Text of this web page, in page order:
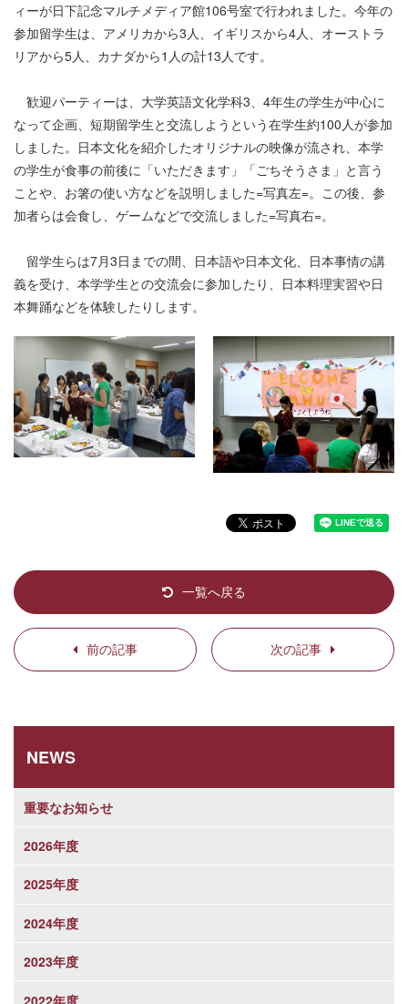
ィーが日下記念マルチメディア館106号室で行われました。今年の
参加留学生は、アメリカから3人、イギリスから4人、オーストラ
リアから5人、カナダから1人の計13人です。
歓迎パーティーは、大学英語文化学科3、4年生の学生が中心に
なって企画、短期留学生と交流しようという在学生約100人が参加
しました。日本文化を紹介したオリジナルの映像が流され、本学
の学生が食事の前後に「いただきます」「ごちそうさま」と言う
ことや、お箸の使い方などを説明しました=写真左=。この後、参
加者らは会食し、ゲームなどで交流しました=写真右=。
留学生らは7月3日までの間、日本語や日本文化、日本事情の講
義を受け、本学学生との交流会に参加したり、日本料理実習や日
本舞踊などを体験したりします。
前の記事
一覧へ戻る
次の記事
NEWS
重要なお知らせ
2026年度
2025年度
2024年度
2023年度
2022年度